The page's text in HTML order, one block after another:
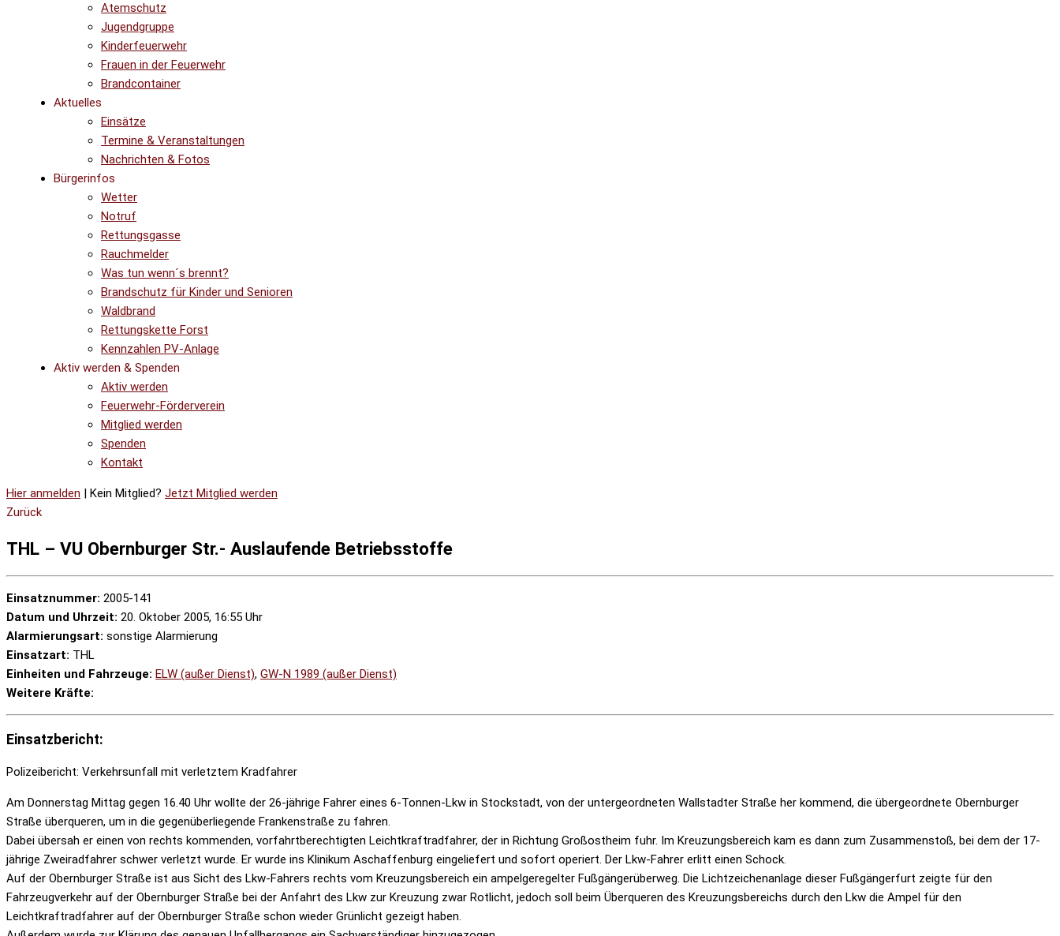
Atemschutz
Jugendgruppe
Kinderfeuerwehr
Frauen in der Feuerwehr
Brandcontainer
Aktuelles
Einsätze
Termine & Veranstaltungen
Nachrichten & Fotos
Bürgerinfos
Wetter
Notruf
Rettungsgasse
Rauchmelder
Was tun wenn´s brennt?
Brandschutz für Kinder und Senioren
Waldbrand
Rettungskette Forst
Kennzahlen PV-Anlage
Aktiv werden & Spenden
Aktiv werden
Feuerwehr-Förderverein
Mitglied werden
Spenden
Kontakt
Hier anmelden | Kein Mitglied? Jetzt Mitglied werden
Zurück
THL – VU Obernburger Str.- Auslaufende Betriebsstoffe
Einsatznummer: 2005-141
Datum und Uhrzeit: 20. Oktober 2005, 16:55 Uhr
Alarmierungsart: sonstige Alarmierung
Einsatzart: THL
Einheiten und Fahrzeuge: ELW (außer Dienst), GW-N 1989 (außer Dienst)
Weitere Kräfte:
Einsatzbericht:
Polizeibericht: Verkehrsunfall mit verletztem Kradfahrer
Am Donnerstag Mittag gegen 16.40 Uhr wollte der 26-jährige Fahrer eines 6-Tonnen-Lkw in Stockstadt, von der untergeordneten Wallstadter Straße her kommend, die übergeordnete Obernburger
Straße überqueren, um in die gegenüberliegende Frankenstraße zu fahren.
Dabei übersah er einen von rechts kommenden, vorfahrtberechtigten Leichtkraftradfahrer, der in Richtung Großostheim fuhr. Im Kreuzungsbereich kam es dann zum Zusammenstoß, bei dem der 17-
jährige Zweiradfahrer schwer verletzt wurde. Er wurde ins Klinikum Aschaffenburg eingeliefert und sofort operiert. Der Lkw-Fahrer erlitt einen Schock.
Auf der Obernburger Straße ist aus Sicht des Lkw-Fahrers rechts vom Kreuzungsbereich ein ampelgeregelter Fußgängerüberweg. Die Lichtzeichenanlage dieser Fußgängerfurt zeigte für den
Fahrzeugverkehr auf der Obernburger Straße bei der Anfahrt des Lkw zur Kreuzung zwar Rotlicht, jedoch soll beim Überqueren des Kreuzungsbereichs durch den Lkw die Ampel für den
Leichtkraftradfahrer auf der Obernburger Straße schon wieder Grünlicht gezeigt haben.